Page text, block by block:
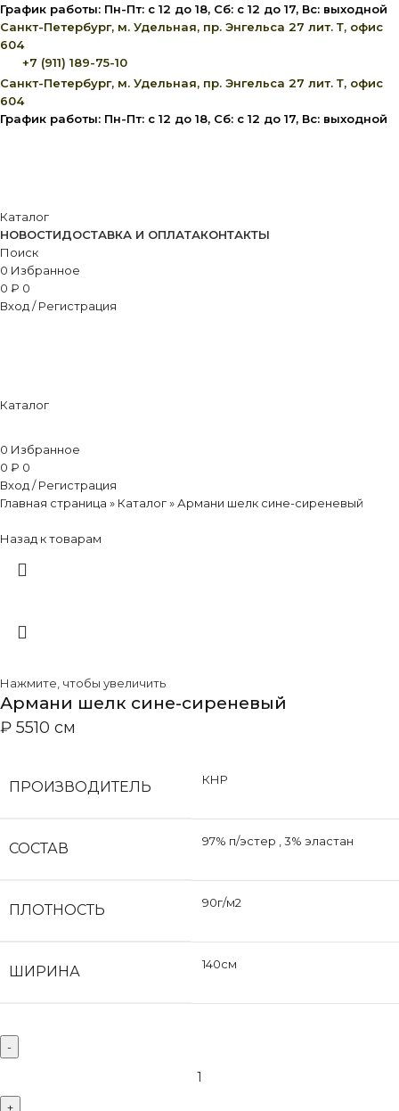
График работы: Пн-Пт: с 12 до 18, Сб: с 12 до 17, Вс: выходной
Санкт-Петербург, м. Удельная, пр. Энгельса 27 лит. Т, офис
604
+7 (911) 189-75-10
Санкт-Петербург, м. Удельная, пр. Энгельса 27 лит. Т, офис
604
График работы: Пн-Пт: с 12 до 18, Сб: с 12 до 17, Вс: выходной
Каталог
НОВОСТИДОСТАВКА И ОПЛАТАКОНТАКТЫ
Поиск
0 Избранное
0 ₽ 0
Вход / Регистрация
Каталог
0 Избранное
0 ₽ 0
Вход / Регистрация
Главная страница » Каталог»Армани шелк сине-сиреневый
Назад к товарам
Нажмите, чтобы увеличить
Армани шелк сине-сиреневый
₽ 5510 см
ПРОИЗВОДИТЕЛЬ КНР
СОСТАВ 97% п/эстер 3% эластан
ПЛОТНОСТЬ 90г/м2
ШИРИНА 140см
Армани